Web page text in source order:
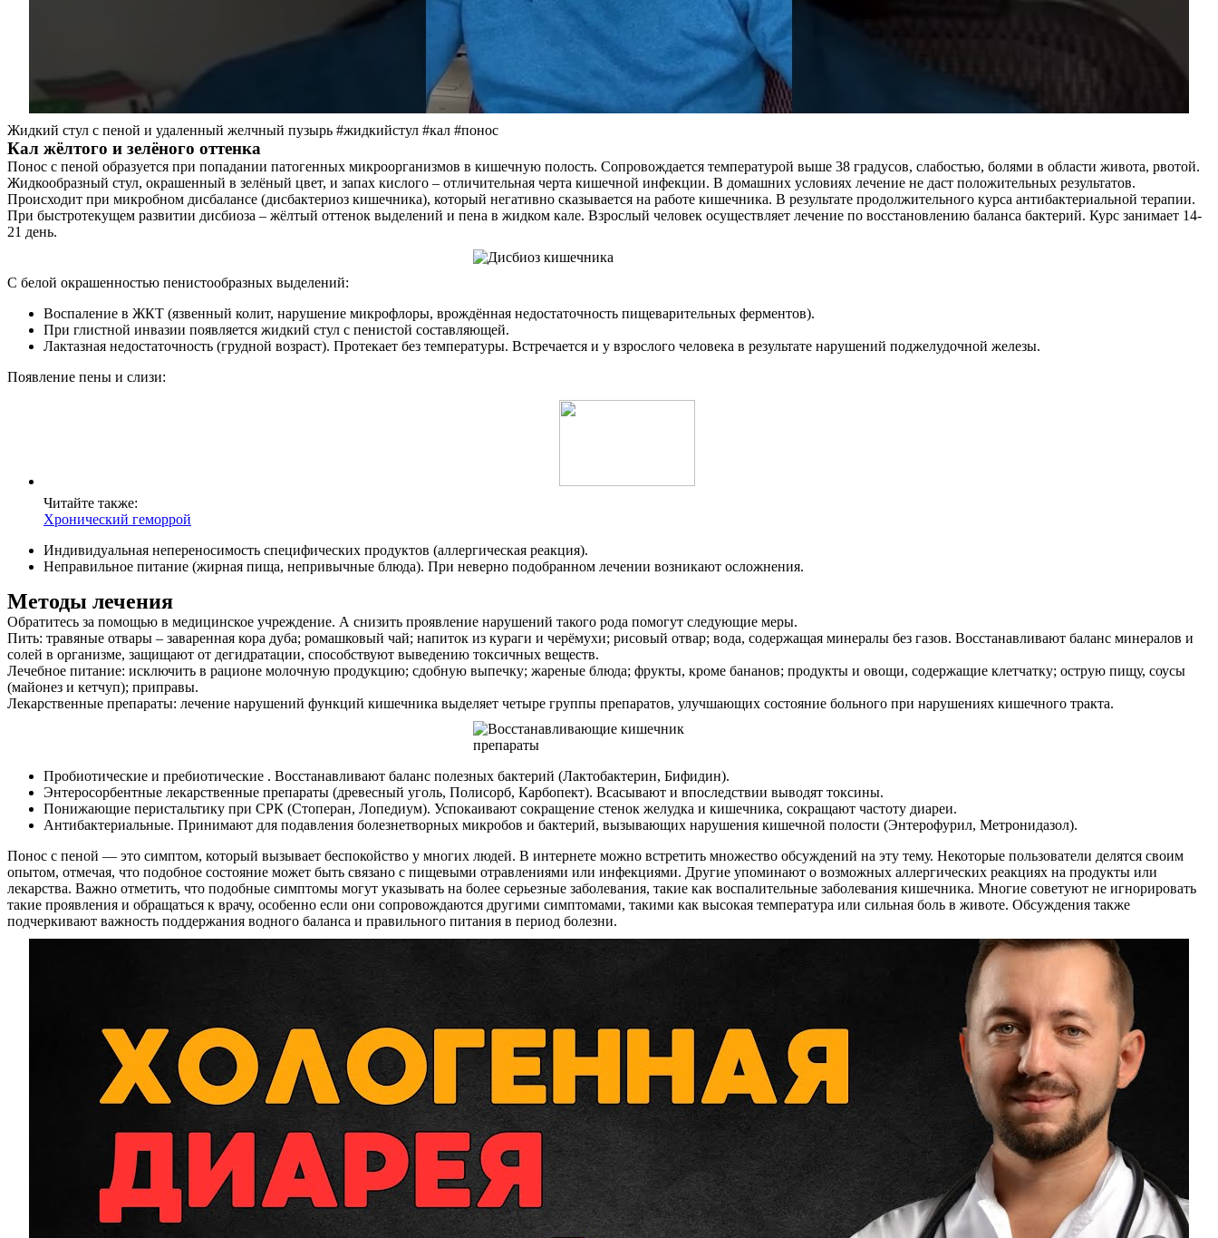
Отзывы
Статьи
Контакты
Жидкий стул с пеной и удаленный желчный пузырь #жидкийстул #кал #понос
Кал жёлтого и зелёного оттенка
Понос с пеной образуется при попадании патогенных микроорганизмов в кишечную полость. Сопровождается температурой выше 38 градусов, слабостью, болями в области живота, рвотой.
Жидкообразный стул, окрашенный в зелёный цвет, и запах кислого – отличительная черта кишечной инфекции. В домашних условиях лечение не даст положительных результатов.
Происходит при микробном дисбалансе (дисбактериоз кишечника), который негативно сказывается на работе кишечника. В результате продолжительного курса антибактериальной терапии.
При быстротекущем развитии дисбиоза – жёлтый оттенок выделений и пена в жидком кале. Взрослый человек осуществляет лечение по восстановлению баланса бактерий. Курс занимает 14-
21 день.
С белой окрашенностью пенистообразных выделений:
Воспаление в ЖКТ (язвенный колит, нарушение микрофлоры, врождённая недостаточность пищеварительных ферментов).
При глистной инвазии появляется жидкий стул с пенистой составляющей.
Лактазная недостаточность (грудной возраст). Протекает без температуры. Встречается и у взрослого человека в результате нарушений поджелудочной железы.
Появление пены и слизи:
Читайте также:
Хронический геморрой
Индивидуальная непереносимость специфических продуктов (аллергическая реакция).
Неправильное питание (жирная пища, непривычные блюда). При неверно подобранном лечении возникают осложнения.
Методы лечения
Обратитесь за помощью в медицинское учреждение. А снизить проявление нарушений такого рода помогут следующие меры.
Пить: травяные отвары – заваренная кора дуба; ромашковый чай; напиток из кураги и черёмухи; рисовый отвар; вода, содержащая минералы без газов. Восстанавливают баланс минералов и
солей в организме, защищают от дегидратации, способствуют выведению токсичных веществ.
Лечебное питание: исключить в рационе молочную продукцию; сдобную выпечку; жареные блюда; фрукты, кроме бананов; продукты и овощи, содержащие клетчатку; острую пищу, соусы
(майонез и кетчуп); приправы.
Лекарственные препараты: лечение нарушений функций кишечника выделяет четыре группы препаратов, улучшающих состояние больного при нарушениях кишечного тракта.
Пробиотические и пребиотические . Восстанавливают баланс полезных бактерий (Лактобактерин, Бифидин).
Энтеросорбентные лекарственные препараты (древесный уголь, Полисорб, Карбопект). Всасывают и впоследствии выводят токсины.
Понижающие перистальтику при СРК (Стоперан, Лопедиум). Успокаивают сокращение стенок желудка и кишечника, сокращают частоту диареи.
Антибактериальные. Принимают для подавления болезнетворных микробов и бактерий, вызывающих нарушения кишечной полости (Энтерофурил, Метронидазол).
Понос с пеной — это симптом, который вызывает беспокойство у многих людей. В интернете можно встретить множество обсуждений на эту тему. Некоторые пользователи делятся своим
опытом, отмечая, что подобное состояние может быть связано с пищевыми отравлениями или инфекциями. Другие упоминают о возможных аллергических реакциях на продукты или
лекарства. Важно отметить, что подобные симптомы могут указывать на более серьезные заболевания, такие как воспалительные заболевания кишечника. Многие советуют не игнорировать
такие проявления и обращаться к врачу, особенно если они сопровождаются другими симптомами, такими как высокая температура или сильная боль в животе. Обсуждения также
подчеркивают важность поддержания водного баланса и правильного питания в период болезни.